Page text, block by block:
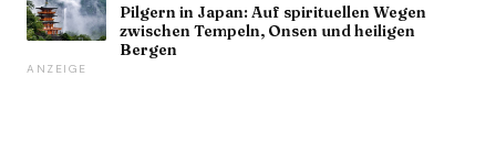
Pilgern in Japan: Auf spirituellen Wegen
zwischen Tempeln, Onsen und heiligen
Bergen
ANZEIGE